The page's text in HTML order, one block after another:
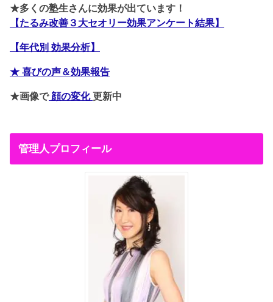
★多くの塾生さんに効果が出ています！
【たるみ改善３大セオリー効果アンケート結果】
【年代別 効果分析】
★ 喜びの声＆効果報告
★画像で顔の変化更新中
管理人プロフィール